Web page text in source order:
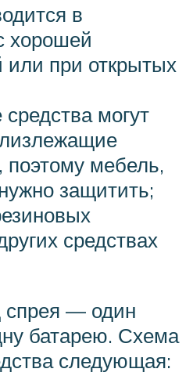
в
хорошей
или при открытых
могут
поэтому мебель,
защитить;
средствах
спрея — один
батарею. Схема
следующая: